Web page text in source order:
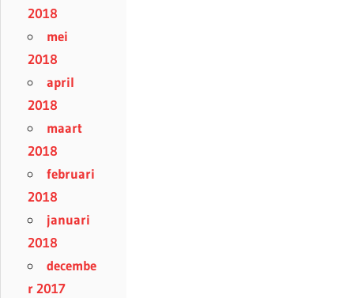
2018
mei
2018
april
2018
maart
2018
februari
2018
januari
2018
decembe
r 2017